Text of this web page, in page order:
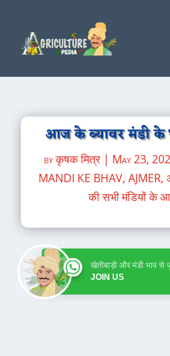
आज के ब्यावर मंडी के
byकृषक मित्र| May 23,
MANDI KE BHAV, AJMER,
की सभी मंडियों के
खेतीबाड़ी और मंडी भाव से
JOIN US